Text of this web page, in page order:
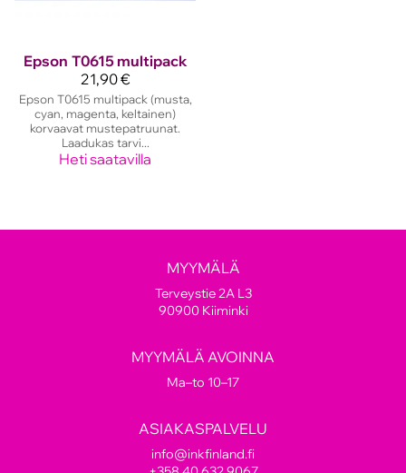
Epson T0615 multipack
21,90 €
Epson T0615 multipack (musta,
cyan, magenta, keltainen)
korvaavat mustepatruunat.
Laadukas tarvi...
Heti saatavilla
MYYMÄLÄ
Terveystie 2A L3
90900 Kiiminki
MYYMÄLÄ AVOINNA
Ma–to 10–17
ASIAKASPALVELU
info@inkfinland.fi